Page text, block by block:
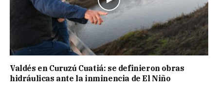
Valdés en Curuzú Cuatiá: se definieron obras
hidráulicas ante la inminencia de El Niño